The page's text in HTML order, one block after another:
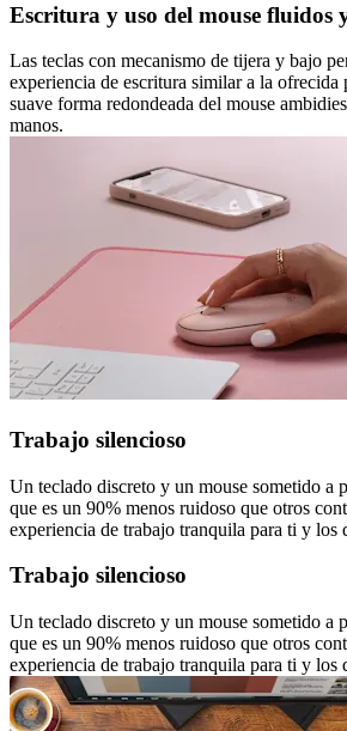
Escritura y uso del mouse fluidos
Las teclas con mecanismo de tijera y bajo
experiencia de escritura similar a la ofrecida
suave forma redondeada del mouse
manos.
Trabajo silencioso
Un teclado discreto y un mouse sometido a
que es un 90% menos ruidoso que otros
experiencia de trabajo tranquila para ti y los
Trabajo silencioso
Un teclado discreto y un mouse sometido a
que es un 90% menos ruidoso que otros
experiencia de trabajo tranquila para ti y los